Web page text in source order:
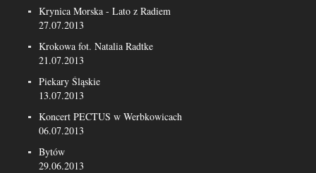
Krynica Morska - Lato z Radiem
27.07.2013
Krokowa fot. Natalia Radtke
21.07.2013
Piekary Śląskie
13.07.2013
Koncert PECTUS w Werbkowicach
06.07.2013
Bytów
29.06.2013